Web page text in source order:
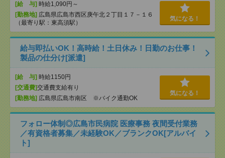
[給 与] 時給1,090円～
[勤務地] 広島県広島市西区庚午北２丁目１７－１６
（最寄り駅：東高須駅）
気になる！
給与即払いOK！高時給！土日休み！日勤のお仕事！
製品の仕分け[派遣]
[給 与] 時給1150円
[交通費]交通費支給有り
[勤務地] 広島県広島市南区 ※バイク通勤OK
気になる！
フォロー体制◎広島市民病院 医療事務 夜間受付業務
／有資格者募集／未経験OK／ブランクOK[アルバイ
ト]